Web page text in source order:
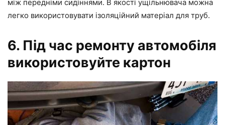
між передніми сидіннями. В якості ущільнювача можна
легко використовувати ізоляційний матеріал для труб.
6. Під час ремонту автомобіля
використовуйте картон